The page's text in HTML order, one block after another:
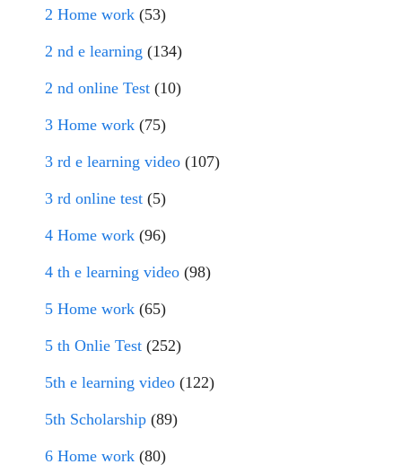
2 Home work (53)
2 nd e learning (134)
2 nd online Test (10)
3 Home work (75)
3 rd e learning video (107)
3 rd online test (5)
4 Home work (96)
4 th e learning video (98)
5 Home work (65)
5 th Onlie Test (252)
5th e learning video (122)
5th Scholarship (89)
6 Home work (80)